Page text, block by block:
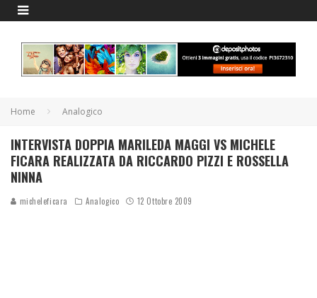
Home Analogico
INTERVISTA DOPPIA MARILEDA MAGGI VS MICHELE
FICARA REALIZZATA DA RICCARDO PIZZI E ROSSELLA
NINNA
micheleficara Analogico 12 Ottobre 2009